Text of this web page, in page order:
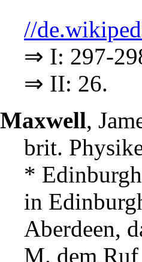
//
⇒ I: 297-
⇒ II: 26.
Maxwell,
brit.
*
in
Aberdeen,
M. dem Ruf